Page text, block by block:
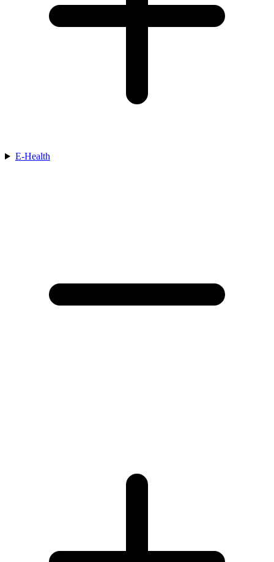
E-Health